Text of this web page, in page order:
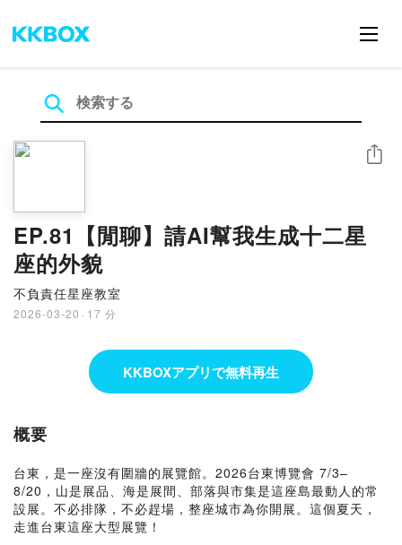
EP.81【閒聊】請AI幫我生成十二星
座的外貌
不負責任星座教室
2026-03-20 · 17 分
シェア
KKBOXアプリで無料再生
概要
台東，是一座沒有圍牆的展覽館。2026台東博覽會 7/3–
8/20，山是展品、海是展間、部落與市集是這座島最動人的常
設展。不必排隊，不必趕場，整座城市為你開展。這個夏天，
走進台東這座大型展覽！